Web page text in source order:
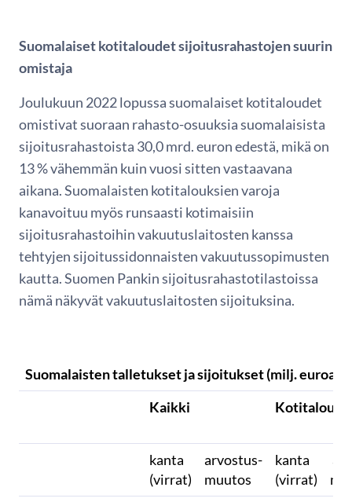
Suomalaiset kotitaloudet sijoitusrahastojen suurin
omistaja
Joulukuun 2022 lopussa suomalaiset kotitaloudet
omistivat suoraan rahasto-osuuksia suomalaisista
sijoitusrahastoista 30,0 mrd. euron edestä, mikä on
13 % vähemmän kuin vuosi sitten vastaavana
aikana. Suomalaisten kotitalouksien varoja
kanavoituu myös runsaasti kotimaisiin
sijoitusrahastoihin vakuutuslaitosten kanssa
tehtyjen sijoitussidonnaisten vakuutussopimusten
kautta. Suomen Pankin sijoitusrahastotilastoissa
nämä näkyvät vakuutuslaitosten sijoituksina.
Suomalaisten talletukset ja sijoitukset (milj. euroa),
Kaikki
kanta
(virrat)
arvostus-
muutos
kanta
(virrat)